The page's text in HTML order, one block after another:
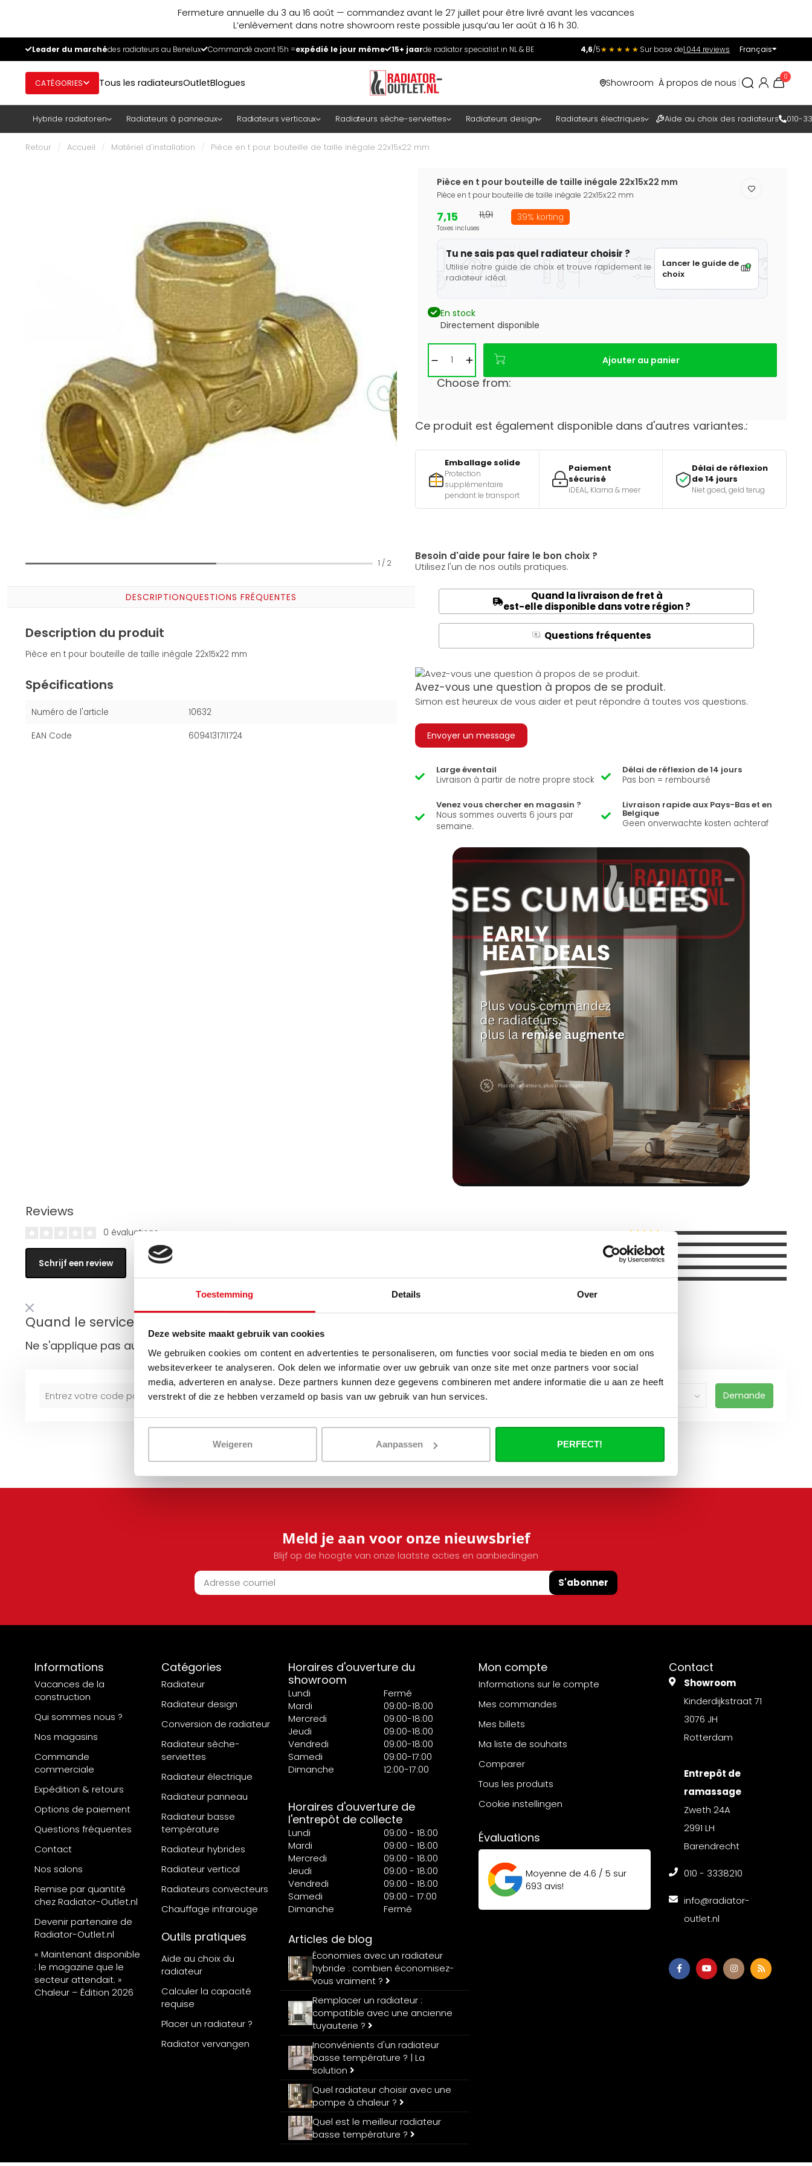
Toestemming Details Over
Deze website maakt gebruik van cookies
We gebruiken cookies om content en advertenties te personaliseren, om functies voor social media te bieden en om ons
websiteverkeer te analyseren. Ook delen we informatie over uw gebruik van onze site met onze partners voor social
media, adverteren en analyse. Deze partners kunnen deze gegevens combineren met andere informatie die u aan ze heeft
verstrekt of die ze hebben verzameld op basis van uw gebruik van hun services.
Weigeren Aanpassen PERFECT!
Fermeture annuelle du 3 au 16 août — commandez avant le 27 juillet pour être livré avant les vacances
L’enlèvement dans notre showroom reste possible jusqu’au 1er août à 16 h 30.
Leader du marchédes radiateurs au Benelux Commandé avant 15h =expédié le jour même 15+ jaarde radiator specialist in NL & BE 4,6/5★★★★★ Sur base de1.044 reviews Français
CATÉGORIES Tous les radiateursOutletBlogues Showroom À propos de nous
0
Hybride radiatoren Radiateurs à panneaux Radiateurs verticaux Radiateurs sèche-serviettes Radiateurs design Radiateurs électriques Aide au choix des radiateurs 010-
Retour / Accueil / Matériel d'installation / Pièce en t pour bouteille de taille inégale 22x15x22 mm
1 / 2
DESCRIPTIONQUESTIONS FRÉQUENTES
Description du produit
Pièce en t pour bouteille de taille inégale 22x15x22 mm
Spécifications
Numéro de l'article 10632
EAN Code 6094131711724
Pièce en t pour bouteille de taille inégale 22x15x22 mm
Pièce en t pour bouteille de taille inégale 22x15x22 mm
7,15
Taxes incluses
11,91 39% korting
Tu ne sais pas quel radiateur choisir ?
Utilise notre guide de choix et trouve rapidement le
radiateur idéal.
Lancer le guide de
choix
En stock
Directement disponible
Ajouter au panier
Choose from:
Ce produit est également disponible dans d'autres variantes.:
Emballage solide
Protection
supplémentaire
pendant le transport
Paiement
sécurisé
iDEAL, Klarna & meer
Délai de réflexion
de 14 jours
Niet goed, geld terug
Besoin d'aide pour faire le bon choix ?
Utilisez l'un de nos outils pratiques.
Quand la livraison de fret à
est-elle disponible dans votre région ?
Q Questions fréquentes
Avez-vous une question à propos de se produit.
Simon est heureux de vous aider et peut répondre à toutes vos questions.
Envoyer un message
Large éventail
Livraison à partir de notre propre stock
Délai de réflexion de 14 jours
Pas bon = remboursé
Venez vous chercher en magasin ?
Nous sommes ouverts 6 jours par
semaine.
Livraison rapide aux Pays-Bas et en
Belgique
Geen onverwachte kosten achteraf
Reviews
0 évaluations
Schrijf een review
Quand le service de fret livre-t-il dans votre région ?
Ne s'applique pas aux envois postaux !
Demande
Meld je aan voor onze nieuwsbrief
Blijf op de hoogte van onze laatste acties en aanbiedingen
S'abonner
Informations
Vacances de la
construction
Qui sommes nous ?
Nos magasins
Commande
commerciale
Expédition & retours
Options de paiement
Questions fréquentes
Contact
Nos salons
Remise par quantité
chez Radiator-Outlet.nl
Devenir partenaire de
Radiator-Outlet.nl
« Maintenant disponible
: le magazine que le
secteur attendait. »
Chaleur – Édition 2026
Catégories
Radiateur
Radiateur design
Conversion de radiateur
Radiateur sèche-
serviettes
Radiateur électrique
Radiateur panneau
Radiateur basse
température
Radiateur hybrides
Radiateur vertical
Radiateurs convecteurs
Chauffage infrarouge
Outils pratiques
Aide au choix du
radiateur
Calculer la capacité
requise
Placer un radiateur ?
Radiator vervangen
Horaires d'ouverture du
showroom
Lundi
Fermé
Mardi
09:00-18:00
Mercredi
09:00-18:00
Jeudi
09:00-18:00
Vendredi
09:00-18:00
Samedi
09:00-17:00
Dimanche
12:00-17:00
Horaires d'ouverture de
l'entrepôt de collecte
Lundi
09:00 - 18:00
Mardi
09:00 - 18:00
Mercredi
09:00 - 18:00
Jeudi
09:00 - 18:00
Vendredi
09:00 - 18:00
Samedi
09:00 - 17:00
Dimanche
Fermé
Articles de blog
Économies avec un radiateur
hybride : combien économisez-
vous vraiment ?
Remplacer un radiateur :
compatible avec une ancienne
tuyauterie ?
Inconvénients d'un radiateur
basse température ? | La
solution
Quel radiateur choisir avec une
pompe à chaleur ?
Quel est le meilleur radiateur
basse température ?
Mon compte
Informations sur le compte
Mes commandes
Mes billets
Ma liste de souhaits
Comparer
Tous les produits
Cookie instellingen
Évaluations
Moyenne de 4.6 / 5 sur
693 avis!
Contact
Showroom
Kinderdijkstraat 71
3076 JH
Rotterdam
Entrepôt de
ramassage
Zweth 24A
2991 LH
Barendrecht
010 - 3338210
info@radiator-
outlet.nl